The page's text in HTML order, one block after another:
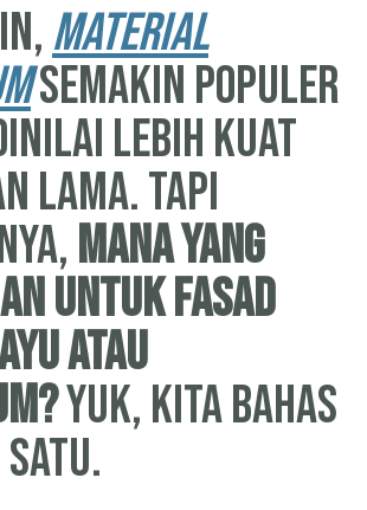
material
semakin populer
lebih kuat
lama. Tapi
mana yang
untuk fasad
atau
Yuk, kita bahas